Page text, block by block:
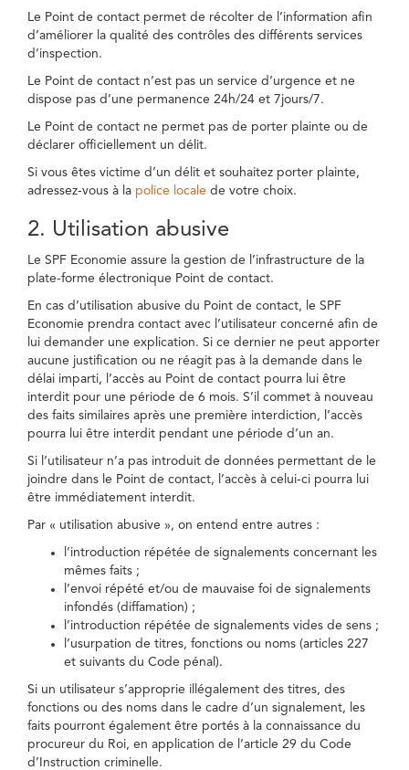
Le Point de contact permet de récolter de l’information afin
d’améliorer la qualité des contrôles des différents services
d’inspection.
Le Point de contact n’est pas un service d’urgence et ne
dispose pas d’une permanence 24h/24 et 7jours/7.
Le Point de contact ne permet pas de porter plainte ou de
déclarer officiellement un délit.
Si vous êtes victime d’un délit et souhaitez porter plainte,
adressez-vous à la police locale de votre choix.
2. Utilisation abusive
Le SPF Economie assure la gestion de l’infrastructure de la
plate-forme électronique Point de contact.
En cas d’utilisation abusive du Point de contact, le SPF
Economie prendra contact avec l’utilisateur concerné afin de
lui demander une explication. Si ce dernier ne peut apporter
aucune justification ou ne réagit pas à la demande dans le
délai imparti, l’accès au Point de contact pourra lui être
interdit pour une période de 6 mois. S’il commet à nouveau
des faits similaires après une première interdiction, l’accès
pourra lui être interdit pendant une période d’un an.
Si l’utilisateur n’a pas introduit de données permettant de le
joindre dans le Point de contact, l’accès à celui-ci pourra lui
être immédiatement interdit.
Par « utilisation abusive », on entend entre autres :
l’introduction répétée de signalements concernant les
mêmes faits ;
l’envoi répété et/ou de mauvaise foi de signalements
infondés (diffamation) ;
l’introduction répétée de signalements vides de sens ;
l’usurpation de titres, fonctions ou noms (articles 227
et suivants du Code pénal).
Si un utilisateur s’approprie illégalement des titres, des
fonctions ou des noms dans le cadre d’un signalement, les
faits pourront également être portés à la connaissance du
procureur du Roi, en application de l’article 29 du Code
d’Instruction criminelle.